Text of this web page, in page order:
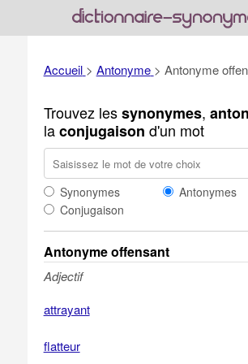
Accueil > Antonyme > Antonyme
Trouvez lessynonymes,
laconjugaison d'un mot
Synonymes
Antonymes
Conjugaison
Antonyme offensant
Adjectif
attrayant
flatteur